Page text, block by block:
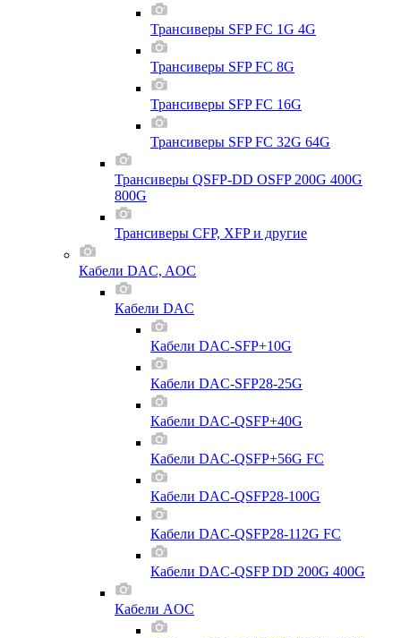
Трансиверы SFP FC 1G 4G
Трансиверы SFP FC 8G
Трансиверы SFP FC 16G
Трансиверы SFP FC 32G 64G
Трансиверы QSFP-DD OSFP 200G 400G
800G
Трансиверы CFP, XFP и другие
Кабели DAC, AOC
Кабели DAC
Кабели DAC-SFP+10G
Кабели DAC-SFP28-25G
Кабели DAC-QSFP+40G
Кабели DAC-QSFP+56G FC
Кабели DAC-QSFP28-100G
Кабели DAC-QSFP28-112G FC
Кабели DAC-QSFP DD 200G 400G
Кабели AOC